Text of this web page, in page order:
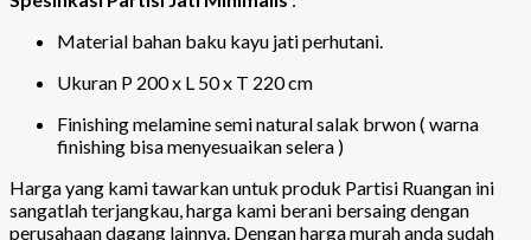
Material bahan baku kayu jati perhutani.
Ukuran P 200 x L 50 x T 220 cm
Finishing melamine semi natural salak brwon ( warna
finishing bisa menyesuaikan selera )
Harga yang kami tawarkan untuk produk Partisi Ruangan ini
sangatlah terjangkau, harga kami berani bersaing dengan
perusahaan dagang lainnya. Dengan harga murah anda sudah